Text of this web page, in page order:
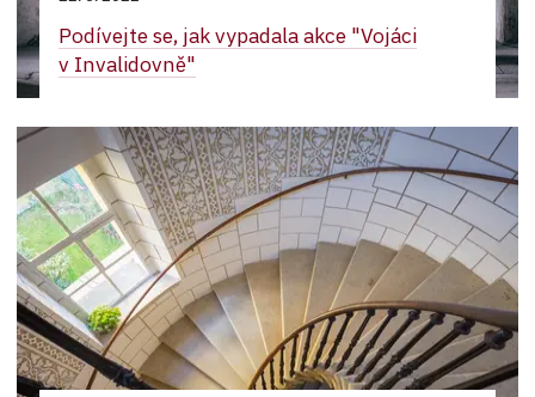
Podívejte se, jak vypadala akce "Vojáci
v Invalidovně"